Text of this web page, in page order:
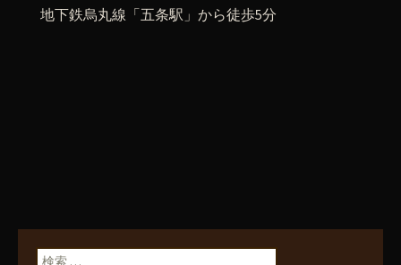
地下鉄烏丸線「五条駅」から徒歩5分
検索: